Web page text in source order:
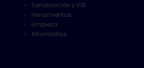
Senalización y V16
Herramientas
Limpieza
Alfombrillas